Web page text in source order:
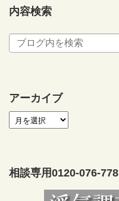
内容検索
アーカイブ
相談専用0120-076-778